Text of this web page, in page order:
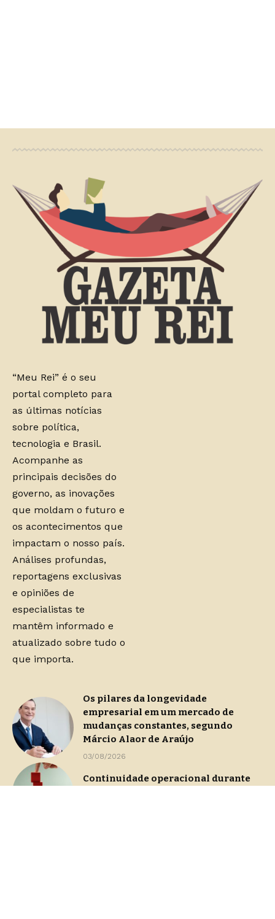
“Meu Rei” é o seu
portal completo para
as últimas notícias
sobre política,
tecnologia e Brasil.
Acompanhe as
principais decisões do
governo, as inovações
que moldam o futuro e
os acontecimentos que
impactam o nosso país.
Análises profundas,
reportagens exclusivas
e opiniões de
especialistas te
mantêm informado e
atualizado sobre tudo o
que importa.
Os pilares da longevidade
empresarial em um mercado de
mudanças constantes, segundo
Márcio Alaor de Araújo
03/08/2026
Continuidade operacional durante